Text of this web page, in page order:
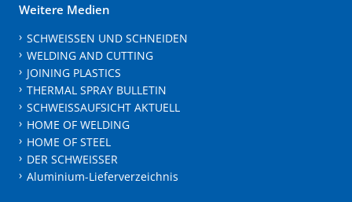
Weitere Medien
SCHWEISSEN UND SCHNEIDEN
WELDING AND CUTTING
JOINING PLASTICS
THERMAL SPRAY BULLETIN
SCHWEISSAUFSICHT AKTUELL
HOME OF WELDING
HOME OF STEEL
DER SCHWEISSER
Aluminium-Lieferverzeichnis